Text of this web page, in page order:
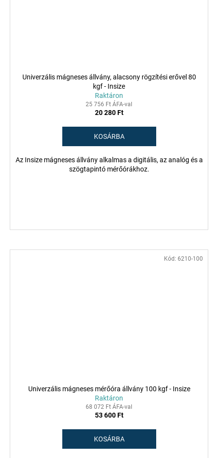
Univerzális mágneses állvány, alacsony rögzítési erővel 80
kgf - Insize
Raktáron
25 756 Ft ÁFA-val
20 280 Ft
KOSÁRBA
Az Insize mágneses állvány alkalmas a digitális, az analóg és a
szögtapintó mérőórákhoz.
Univerzális mágneses mérőóra állvány 100 kgf - Insize
Raktáron
68 072 Ft ÁFA-val
53 600 Ft
KOSÁRBA
Kód: 6210-100